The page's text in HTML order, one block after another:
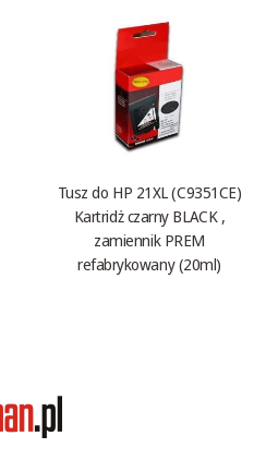
Tusz do HP 21XL (C9351CE)
Kartridż czarny BLACK ,
zamiennik PREM
refabrykowany (20ml)